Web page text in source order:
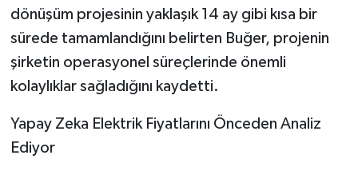
dönüşüm projesinin yaklaşık 14 ay gibi kısa bir
sürede tamamlandığını belirten Buğer, projenin
şirketin operasyonel süreçlerinde önemli
kolaylıklar sağladığını kaydetti.
Yapay Zeka Elektrik Fiyatlarını Önceden Analiz
Ediyor